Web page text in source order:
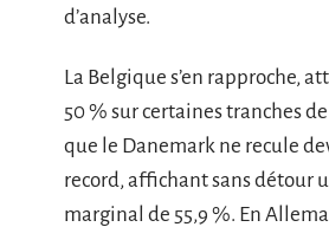
d’analyse.
La Belgique s’en rapproche,
50 % sur certaines tranches
que le Danemark ne recule
record, affichant sans détour
marginal de 55,9 %. En